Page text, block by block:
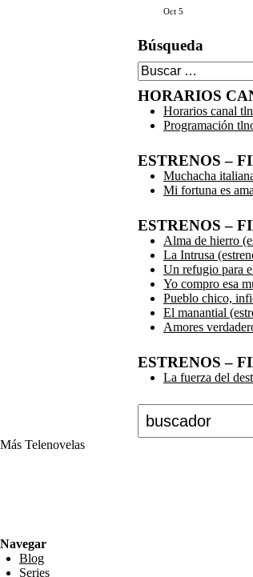
Oct 5
Búsqueda
Buscar:
HORARIOS
Horarios canal
Programación
ESTRENOS –
Muchacha
Mi fortuna es
ESTRENOS –
Alma de hierro
La Intrusa
Un refugio para
Yo compro esa
Pueblo chico,
El manantial
Amores
ESTRENOS –
La fuerza del
Más Telenovelas
Navegar
Blog
Series